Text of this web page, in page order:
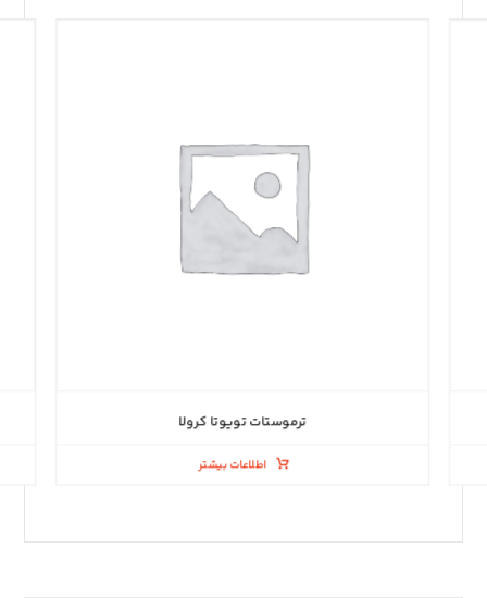
ترموستات تویوتا کرولا
اطلاعات بیشتر